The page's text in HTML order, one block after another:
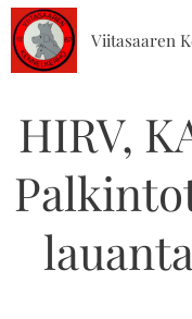
Viitasaaren
HIRV,